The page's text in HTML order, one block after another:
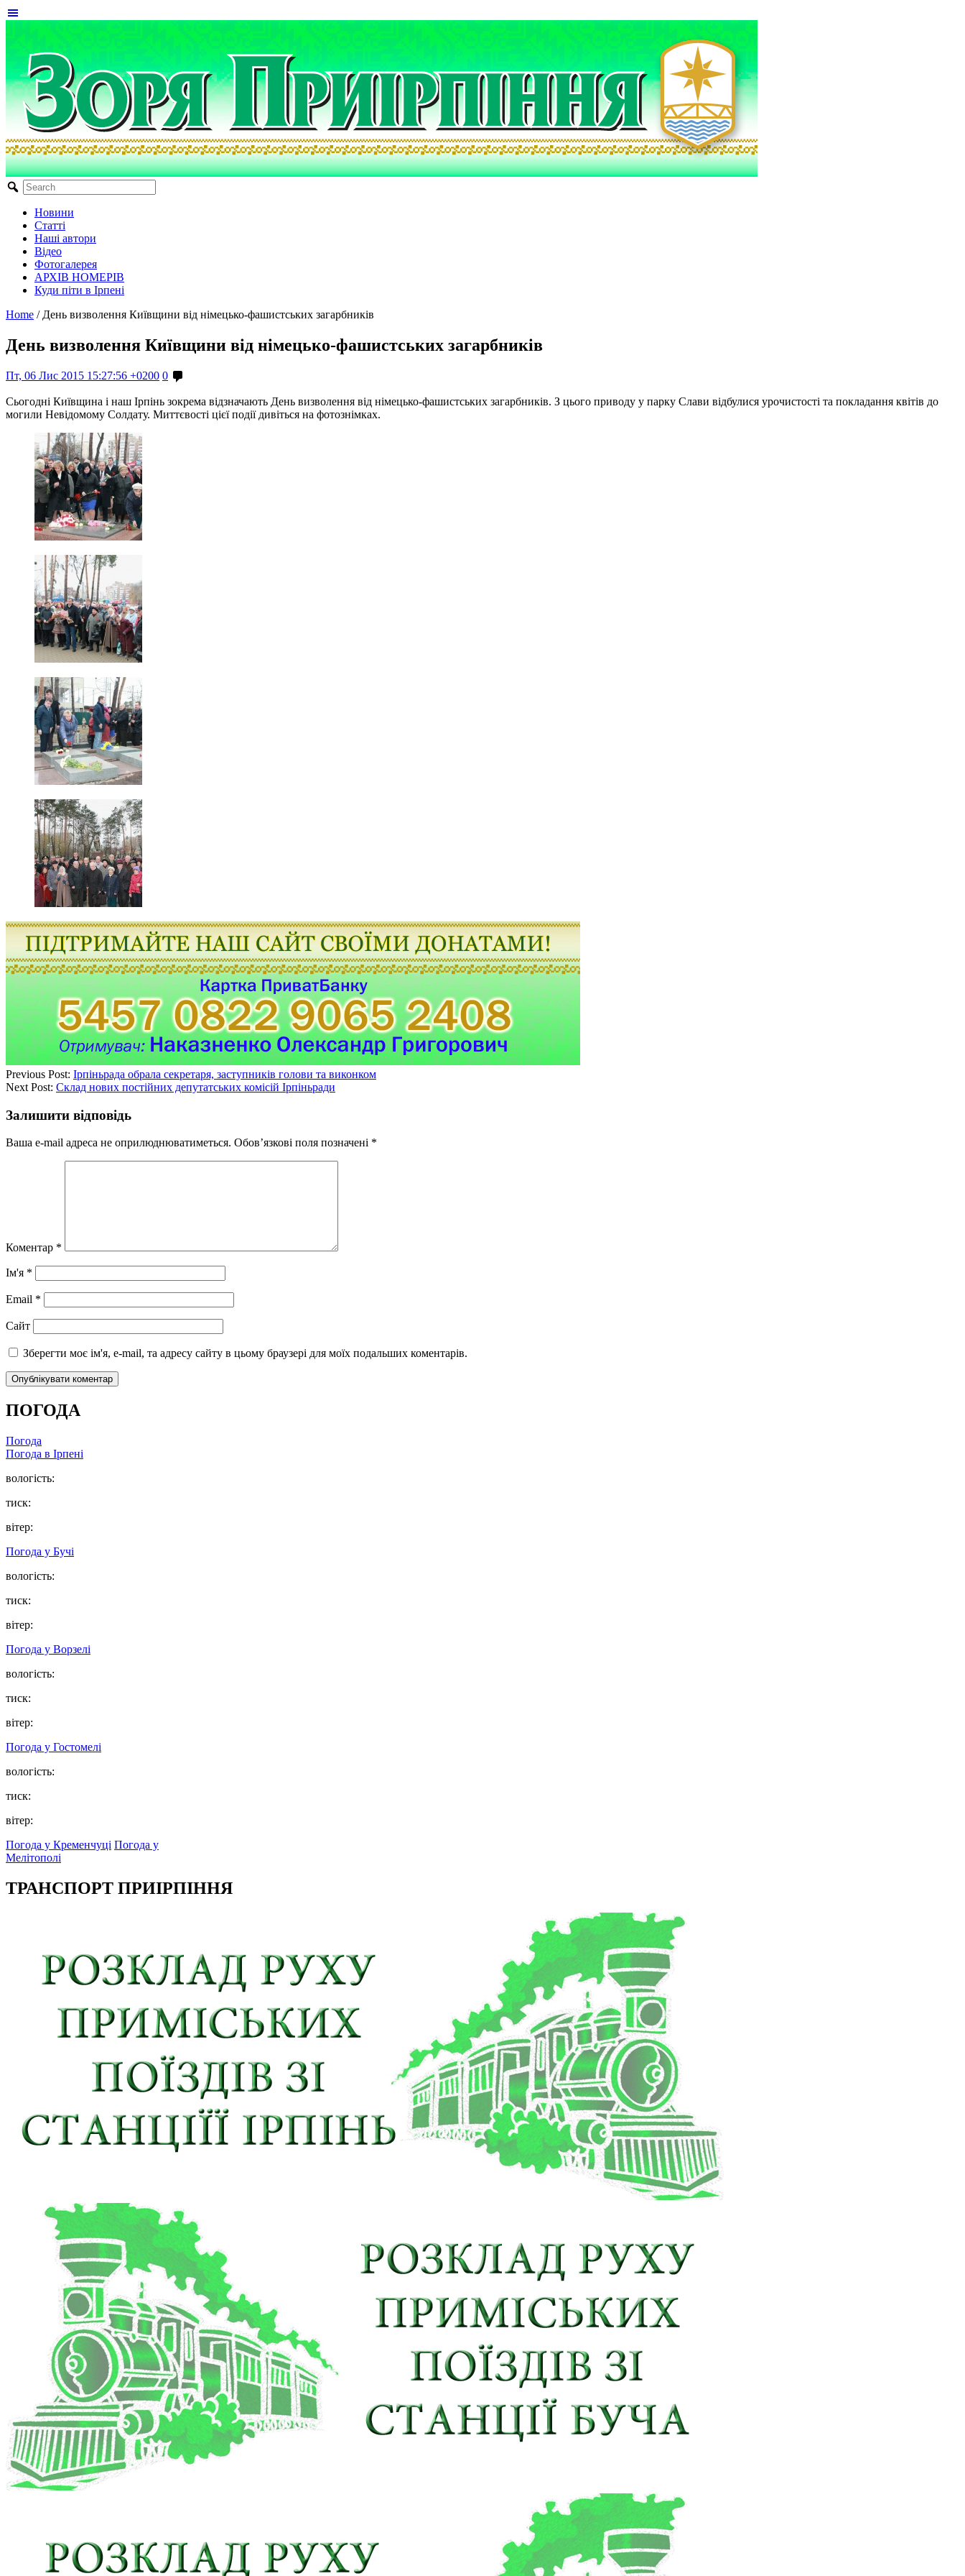
Новини
Статті
Наші автори
Відео
Фотогалерея
АРХІВ НОМЕРІВ
Куди піти в Ірпені
Home / День визволення Київщини від німецько-фашистських загарбників
День визволення Київщини від німецько-фашистських загарбників
Пт, 06 Лис 2015 15:27:56 +0200 0
Сьогодні Київщина і наш Ірпінь зокрема відзначають День визволення від німецько-фашистських загарбників. З цього приводу у парку Слави відбулися урочистості та покладання квітів до
могили Невідомому Солдату. Миттєвості цієї події дивіться на фотознімках.
Previous Post: Ірпіньрада обрала секретаря, заступників голови та виконком
Next Post: Склад нових постійних депутатських комісій Ірпіньради
Залишити відповідь
Ваша e-mail адреса не оприлюднюватиметься. Обов’язкові поля позначені *
Коментар *
Ім'я *
Email *
Сайт
Зберегти моє ім'я, e-mail, та адресу сайту в цьому браузері для моїх подальших коментарів.
ПОГОДА
Погода
Погода в Ірпені
вологість:
тиск:
вітер:
Погода у Бучі
вологість:
тиск:
вітер:
Погода у Ворзелі
вологість:
тиск:
вітер:
Погода у Гостомелі
вологість:
тиск:
вітер:
Погода у Кременчуці Погода у
Мелітополі
ТРАНСПОРТ ПРИІРПІННЯ